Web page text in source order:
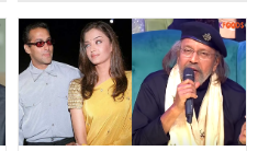
بھولیں، کہیں دیر نہ ہو
جائے!